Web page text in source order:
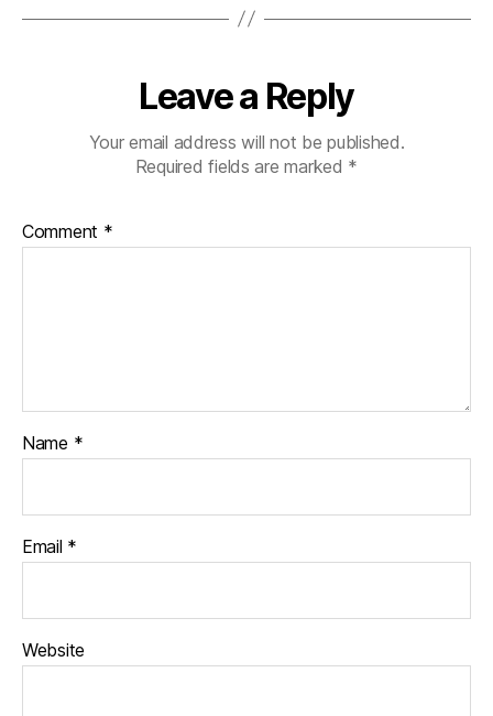
Leave a Reply
Your email address will not be published.
Required fields are marked *
Comment *
Name *
Email *
Website